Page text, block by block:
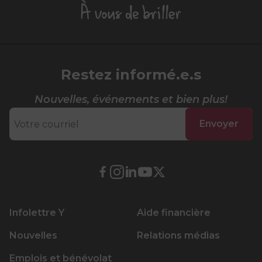
Restez informé.e.s
Nouvelles, événements et bien plus!
Envoyer
Lien
s’ouvrira
Lien
site.
Cet
Lien
site.
Cet
Lien
site.
Cet
site.
Infolettre Y
Nouvelles
Emplois et bénévolat
Aide financière
Relations médias